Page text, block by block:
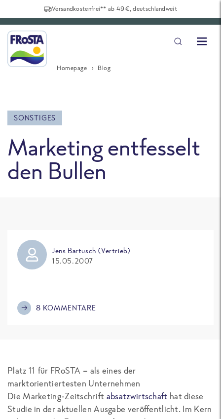
Versandkostenfrei** ab 49€, deutschlandweit
Homepage Blog
SONSTIGES
Marketing entfesselt
den Bullen
Jens Bartusch (Vertrieb)
15.05.2007
8 KOMMENTARE
Platz 11 für FRoSTA – als eines der
marktorientiertesten Unternehmen
Die Marketing-Zeitschrift absatzwirtschaft hat diese
Studie in der aktuellen Ausgabe veröffentlicht. Im Kern